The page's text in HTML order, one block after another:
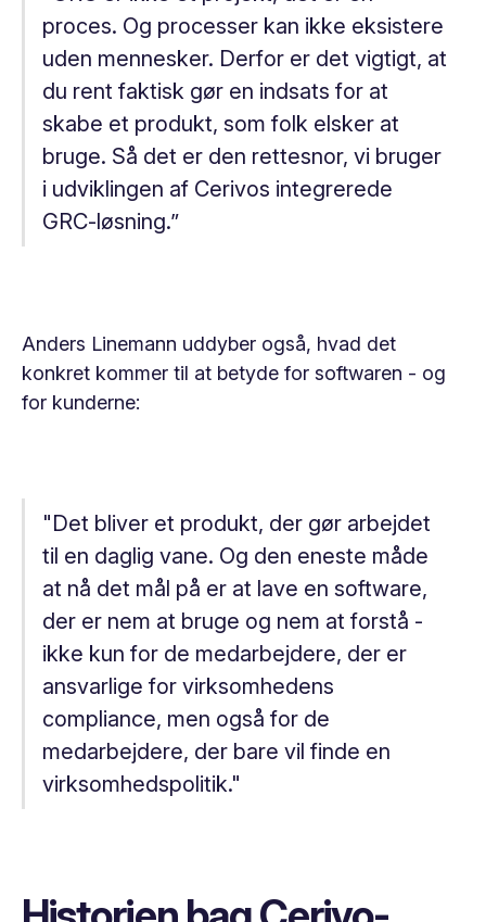
proces. Og processer kan ikke eksistere
uden mennesker. Derfor er det vigtigt, at
du rent faktisk gør en indsats for at
skabe et produkt, som folk elsker at
bruge. Så det er den rettesnor, vi bruger
i udviklingen af Cerivos integrerede
GRC-løsning.”
Anders Linemann uddyber også, hvad det
konkret kommer til at betyde for softwaren - og
for kunderne:
"Det bliver et produkt, der gør arbejdet
til en daglig vane. Og den eneste måde
at nå det mål på er at lave en software,
der er nem at bruge og nem at forstå -
ikke kun for de medarbejdere, der er
ansvarlige for virksomhedens
compliance, men også for de
medarbejdere, der bare vil finde en
virksomhedspolitik."